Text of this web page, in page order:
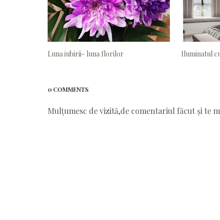
Luna iubirii- luna florilor Iluminatul
0 COMMENTS
Mulțumesc de vizită,de comentariul făcut și te